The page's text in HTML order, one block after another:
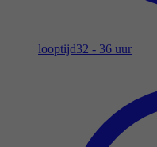
looptijd32 - 36 uur